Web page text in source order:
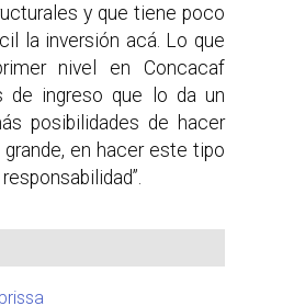
y que tiene poco
la inversión acá. Lo que
nivel en Concacaf
de ingreso que lo da un
posibilidades de hacer
en hacer este tipo